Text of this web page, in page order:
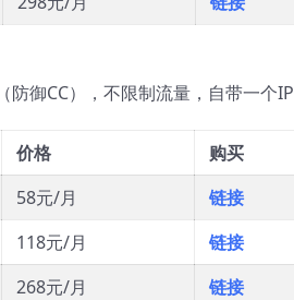
御CC），不限制流量，自带一个
价格
购买
58元/月
链接
118元/月
链接
268元/月 链接